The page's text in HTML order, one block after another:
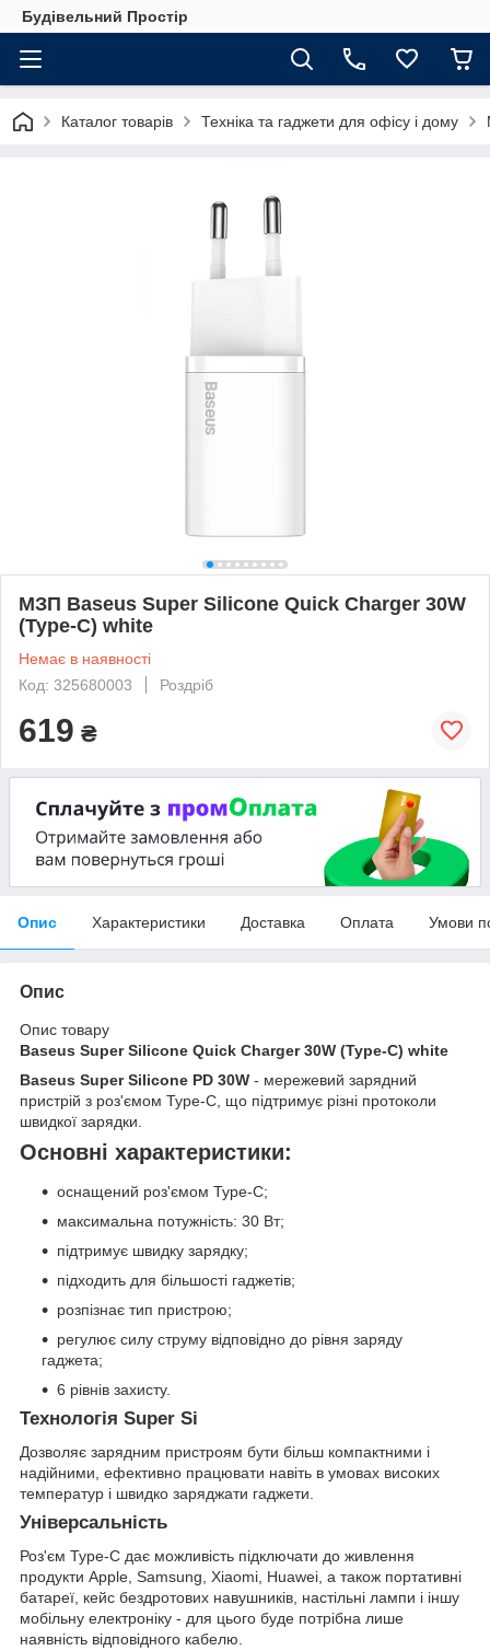
Будівельний Простір
Каталог товарів Техніка та гаджети для офісу і дому
МЗП Baseus Super Silicone Quick Charger 30W
(Type-C) white
Немає в наявності
Код: 325680003
Роздріб
619 ₴
Опис Характеристики Доставка Оплата Умови
Опис
Опис товару
Baseus Super Silicone Quick Charger 30W (Type-C) white
Baseus Super Silicone PD 30W - мережевий зарядний
пристрій з роз'ємом Type-C, що підтримує різні протоколи
швидкої зарядки.
Основні характеристики:
оснащений роз'ємом Type-C;
максимальна потужність: 30 Вт;
підтримує швидку зарядку;
підходить для більшості гаджетів;
розпізнає тип пристрою;
регулює силу струму відповідно до рівня заряду
гаджета;
6 рівнів захисту.
Технологія Super Si
Дозволяє зарядним пристроям бути більш компактними і
надійними, ефективно працювати навіть в умовах високих
температур і швидко заряджати гаджети.
Універсальність
Роз'єм Type-C дає можливість підключати до живлення
продукти Apple, Samsung, Xiaomi, Huawei, а також портативні
батареї, кейс бездротових навушників, настільні лампи і іншу
мобільну електроніку - для цього буде потрібна лише
наявність відповідного кабелю.